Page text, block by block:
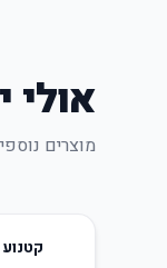
אולי
מוצרים